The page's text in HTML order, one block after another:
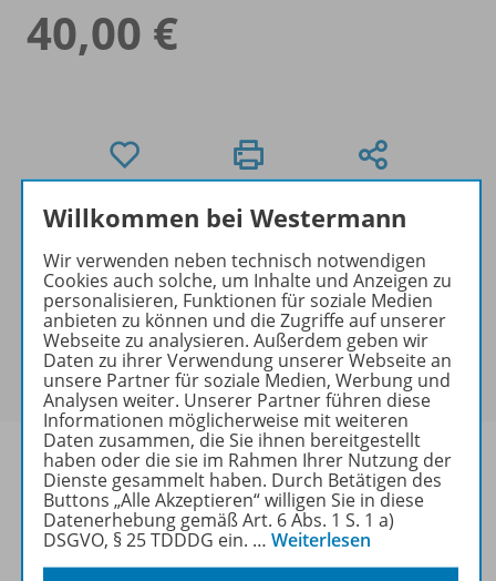
40,00 €
Exklusiver Kundenkreis
Dieses Produkt darf nur von
Ausbildern/Ausbilderinnen, Dozenten/Dozentinnen,
Erziehern/Erzieherinnen, Lehrkräften,
Referendaren/Referendarinnen,
Studenten/Studentinnen und Universitätslehrenden
erworben werden.
Produktinformationen
Willkommen bei Westermann
Wir verwenden neben technisch notwendigen
Cookies auch solche, um Inhalte und Anzeigen zu
personalisieren, Funktionen für soziale Medien
anbieten zu können und die Zugriffe auf unserer
Webseite zu analysieren. Außerdem geben wir
Daten zu ihrer Verwendung unserer Webseite an
unsere Partner für soziale Medien, Werbung und
Analysen weiter. Unserer Partner führen diese
Informationen möglicherweise mit weiteren
Daten zusammen, die Sie ihnen bereitgestellt
haben oder die sie im Rahmen Ihrer Nutzung der
Dienste gesammelt haben. Durch Betätigen des
Buttons „Alle Akzeptieren“ willigen Sie in diese
Datenerhebung gemäß Art. 6 Abs. 1 S. 1 a)
DSGVO, § 25 TDDDG ein. … Weiterlesen